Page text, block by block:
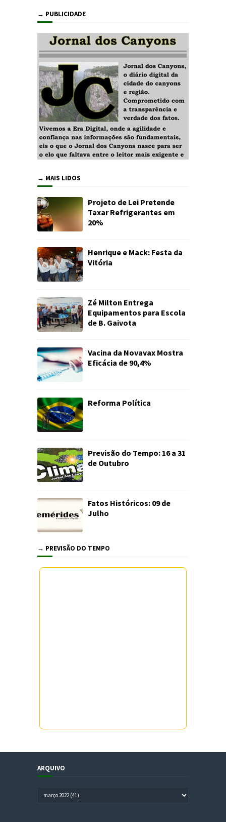
→ PUBLICIDADE
→ MAIS LIDOS
Projeto de Lei Pretende
Taxar Refrigerantes em
20%
Henrique e Mack: Festa da
Vitória
Zé Milton Entrega
Equipamentos para Escola
de B. Gaivota
Vacina da Novavax Mostra
Eficácia de 90,4%
Reforma Política
Previsão do Tempo: 16 a 31
de Outubro
Fatos Históricos: 09 de
Julho
→ PREVISÃO DO TEMPO
ARQUIVO